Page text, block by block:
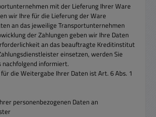
mit der Lieferung Ihrer Ware
wir Ihre für die Lieferung der Ware
an das jeweilige Transportunternehmen
der Zahlungen geben wir Ihre Daten
an das beauftragte Kreditinstitut
einsetzen, werden Sie
nachfolgend informiert.
die Weitergabe Ihrer Daten ist Art. 6 Abs. 1
personenbezogenen Daten an